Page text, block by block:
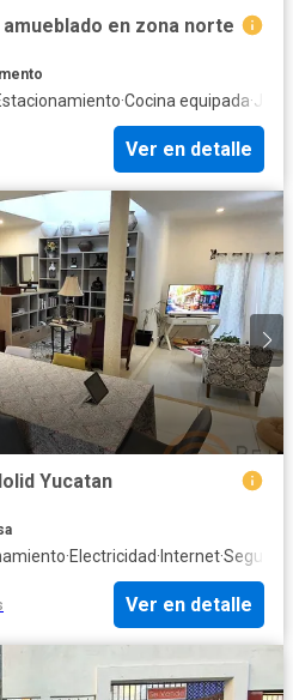
en zona norte
·Cocina equipada·
Ver en detalle
Yucatan
·Electricidad· Internet·
Ver en detalle